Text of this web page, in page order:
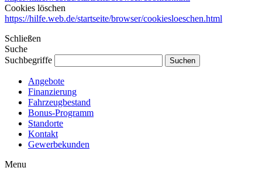
Cookies löschen
https://hilfe.web.de/startseite/browser/cookiesloeschen.html
Schließen
Suche
Suchbegriffe
Angebote
Finanzierung
Fahrzeugbestand
Bonus-Programm
Standorte
Kontakt
Gewerbekunden
Menu